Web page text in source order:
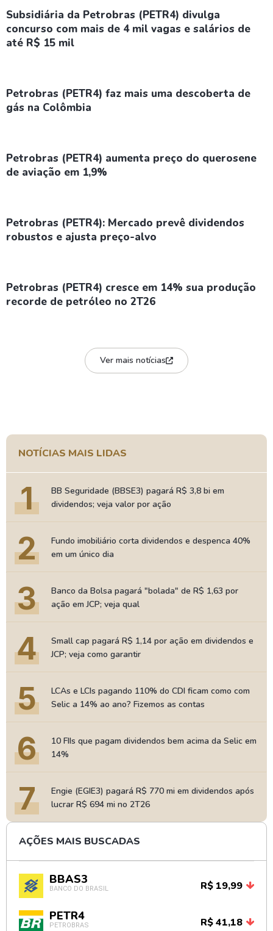
Subsidiária da Petrobras (PETR4) divulga
concurso com mais de 4 mil vagas e salários de
até R$ 15 mil
Petrobras (PETR4) faz mais uma descoberta de
gás na Colômbia
Petrobras (PETR4) aumenta preço do querosene
de aviação em 1,9%
Petrobras (PETR4): Mercado prevê dividendos
robustos e ajusta preço-alvo
Petrobras (PETR4) cresce em 14% sua produção
recorde de petróleo no 2T26
Ver mais notícias
NOTÍCIAS MAIS LIDAS
1
BB Seguridade (BBSE3) pagará R$ 3,8 bi em
dividendos; veja valor por ação
2
Fundo imobiliário corta dividendos e despenca 40%
em um único dia
3
Banco da Bolsa pagará "bolada" de R$ 1,63 por
ação em JCP; veja qual
4
Small cap pagará R$ 1,14 por ação em dividendos e
JCP; veja como garantir
5
LCAs e LCIs pagando 110% do CDI ficam como com
Selic a 14% ao ano? Fizemos as contas
6
10 FIIs que pagam dividendos bem acima da Selic em
14%
7
Engie (EGIE3) pagará R$ 770 mi em dividendos após
lucrar R$ 694 mi no 2T26
AÇÕES MAIS BUSCADAS
BBAS3
BANCO DO BRASIL R$ 19,99
PETR4
PETROBRAS R$ 41,18